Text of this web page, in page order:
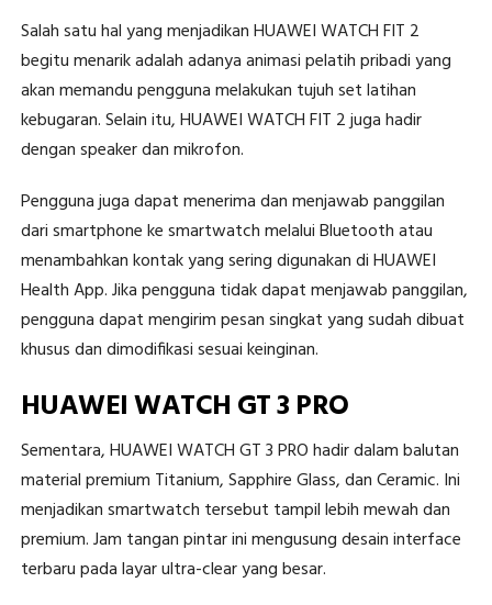
Salah satu hal yang menjadikan HUAWEI WATCH FIT 2
begitu menarik adalah adanya animasi pelatih pribadi yang
akan memandu pengguna melakukan tujuh set latihan
kebugaran. Selain itu, HUAWEI WATCH FIT 2 juga hadir
dengan speaker dan mikrofon.
Pengguna juga dapat menerima dan menjawab panggilan
dari smartphone ke smartwatch melalui Bluetooth atau
menambahkan kontak yang sering digunakan di HUAWEI
Health App. Jika pengguna tidak dapat menjawab panggilan,
pengguna dapat mengirim pesan singkat yang sudah dibuat
khusus dan dimodifikasi sesuai keinginan.
HUAWEI WATCH GT 3 PRO
Sementara, HUAWEI WATCH GT 3 PRO hadir dalam balutan
material premium Titanium, Sapphire Glass, dan Ceramic. Ini
menjadikan smartwatch tersebut tampil lebih mewah dan
premium. Jam tangan pintar ini mengusung desain interface
terbaru pada layar ultra-clear yang besar.